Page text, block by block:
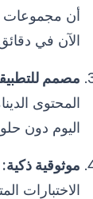
أن مجموعات
الآن في
مصمم
اليوم دون
موثوقية ذكية: